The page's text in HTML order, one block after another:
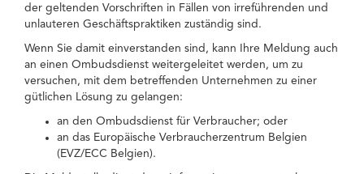
der geltenden Vorschriften in Fällen von irreführenden und
unlauteren Geschäftspraktiken zuständig sind.
Wenn Sie damit einverstanden sind, kann Ihre Meldung auch
an einen Ombudsdienst weitergeleitet werden, um zu
versuchen, mit dem betreffenden Unternehmen zu einer
gütlichen Lösung zu gelangen:
an den Ombudsdienst für Verbraucher; oder
an das Europäische Verbraucherzentrum Belgien
(EVZ/ECC Belgien).